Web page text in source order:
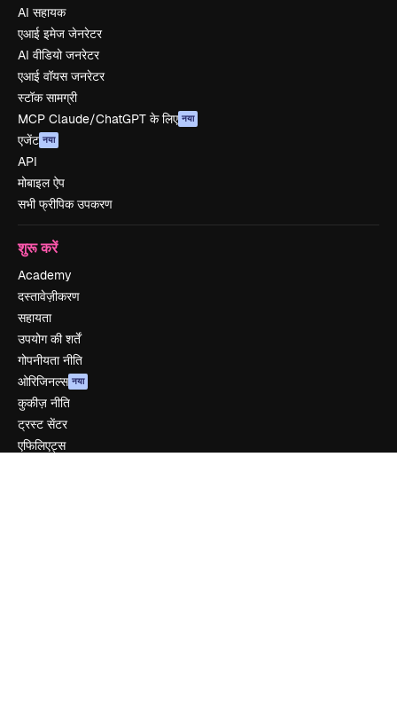
AI सहायक
एआई इमेज जेनरेटर
AI वीडियो जनरेटर
एआई वॉयस जनरेटर
स्टॉक सामग्री
MCP Claude/ChatGPT के लिए नया
एजेंट नया
API
मोबाइल ऐप
सभी फ्रीपिक उपकरण
शुरू करें
Academy
दस्तावेज़ीकरण
सहायता
उपयोग की शर्तें
गोपनीयता नीति
ओरिजिनल्स नया
कुकीज़ नीति
ट्रस्ट सेंटर
एफिलिएट्स